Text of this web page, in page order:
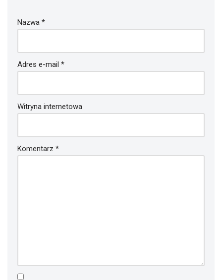
Nazwa *
Adres e-mail *
Witryna internetowa
Komentarz *